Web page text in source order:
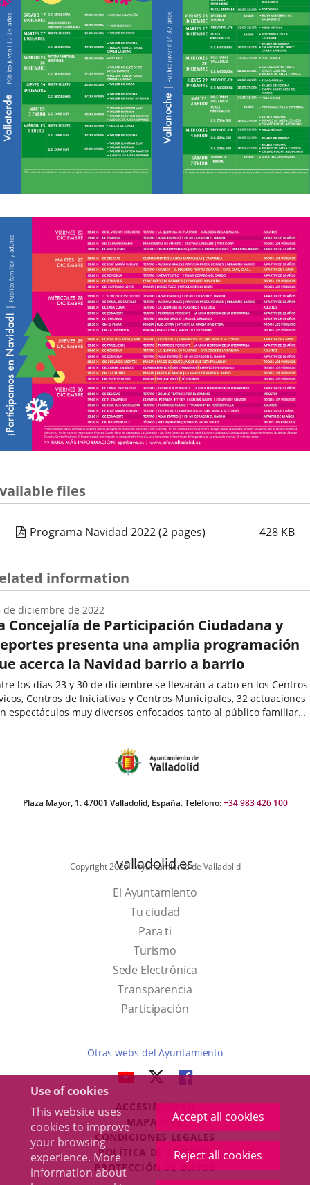
Use of cookies
This website uses
cookies to improve
your browsing
experience. More
information about
Accept all cookies
Reject all cookies
files
Programa Navidad 2022 428 KB
(2 pages)
information
Concejalía de Participación Ciudadana y
presenta una amplia programación
acerca la Navidad barrio a barrio
los días 23 y 30 de diciembre se llevarán a cabo en los Centros
Centros de Iniciativas y Centros Municipales, 32 actuaciones
espectáculos muy diversos enfocados tanto al público familiar
de diciembre de 2022
Plaza Mayor, 1. 47001 Valladolid, España. Teléfono:+34 983 426 100
Copyright 2025 - Ayuntamiento de Valladolid
valladolid.es
El Ayuntamiento
Tu ciudad
Para ti
TurismoThis
link
will
open
up
window.
Sede Electrónica
Transparencia
Participación
Otras webs del Ayuntamiento
LINK
EXTERNAL
APPLICATION.
LINK
EXTERNAL
APPLICATION.
LINK
EXTERNAL
APPLICATION.
ACCESIBILIDAD
MAPA WEB
CONDICIONES LEGALES
POLÍTICA DE COOKIES
PROTECCIÓN DE DATOS